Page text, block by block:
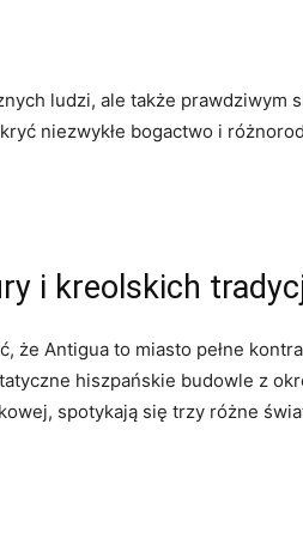
ludzi, ale także
niezwykłe bogactwo i
i kreolskich
Antigua to miasto pełne
hiszpańskie budowle z
spotykają się trzy różne